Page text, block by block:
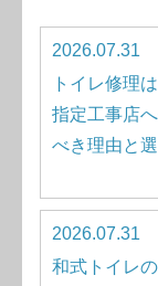
2026.07.31
トイレ修理
指定工事店
べき理由と
2026.07.31
和式トイレ